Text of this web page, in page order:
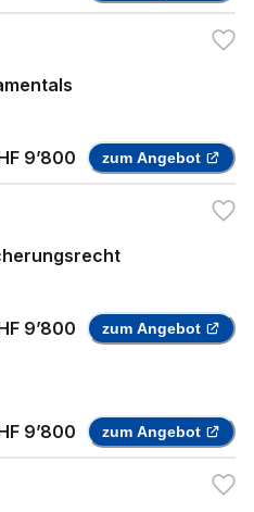
9’800 zum Angebot
9’800 zum Angebot
9’800 zum Angebot